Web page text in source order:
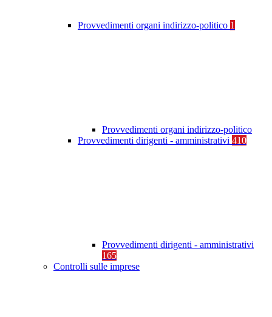
Provvedimenti organi indirizzo-politico 1
Provvedimenti organi indirizzo-politico
Provvedimenti dirigenti - amministrativi 410
Provvedimenti dirigenti - amministrativi
165
Controlli sulle imprese